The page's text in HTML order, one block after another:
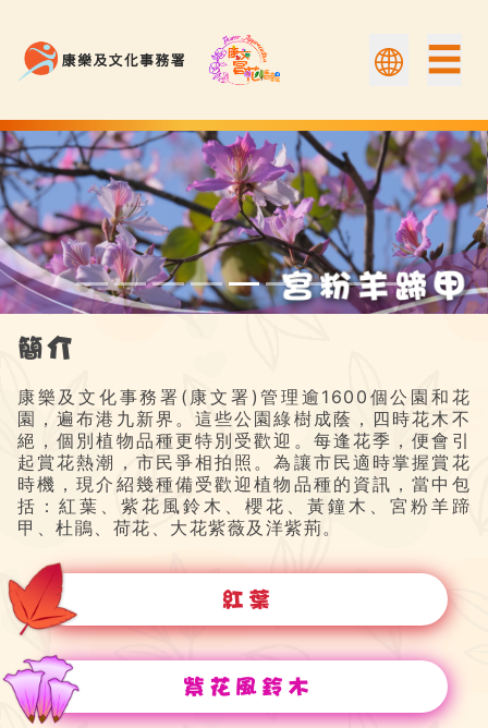
☰
宮粉羊蹄甲 | 康文賞花情報
簡介
康樂及文化事務署(康文署)管理逾1600個公園和花
園，遍布港九新界。這些公園綠樹成蔭，四時花木不
絕，個別植物品種更特別受歡迎。每逢花季，便會引
起賞花熱潮，市民爭相拍照。為讓市民適時掌握賞花
時機，現介紹幾種備受歡迎植物品種的資訊，當中包
括：紅葉、紫花風鈴木、櫻花、黃鐘木、宮粉羊蹄
甲、杜鵑、荷花、大花紫薇及洋紫荊。
紅葉
紫花風鈴木